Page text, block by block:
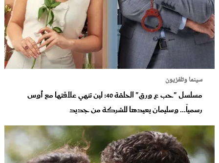
سينما وتلفزيون
مسلسل "حب ع ورق" الحلقة 40: لين تنهي علاقتها مع أوس
رسمياً... وسليمان يعيدها للشركة من جديد